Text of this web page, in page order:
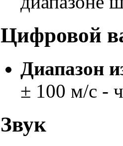
Цифровой
Диапазон
± 100 м/с -
Звук